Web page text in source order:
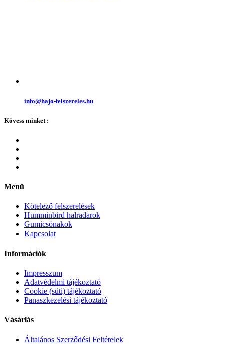
info@hajo-felszereles.hu
Kövess minket :
Menü
Kötelező felszerelések
Humminbird halradarok
Gumicsónakok
Kapcsolat
Információk
Impresszum
Adatvédelmi tájékoztató
Cookie (süti) tájékoztató
Panaszkezelési tájékoztató
Vásárlás
Általános Szerződési Feltételek